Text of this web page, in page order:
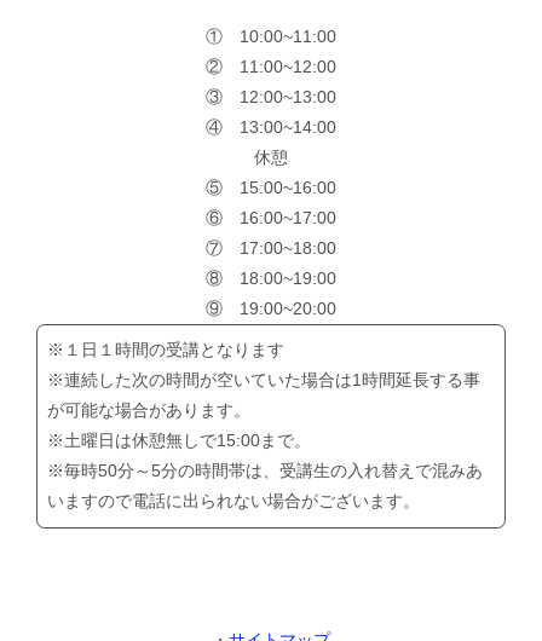
① 10:00~11:00
② 11:00~12:00
③ 12:00~13:00
④ 13:00~14:00
休憩
⑤ 15:00~16:00
⑥ 16:00~17:00
⑦ 17:00~18:00
⑧ 18:00~19:00
⑨ 19:00~20:00
※１日１時間の受講となります
※連続した次の時間が空いていた場合は1時間延長する事
が可能な場合があります。
※土曜日は休憩無しで15:00まで。
※毎時50分～5分の時間帯は、受講生の入れ替えで混みあ
いますので電話に出られない場合がございます。